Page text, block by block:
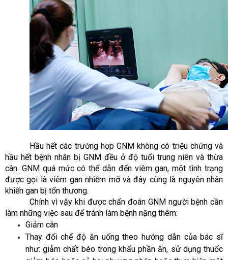
Hầu hết các trường hợp GNM không có triệu chứng và
hầu hết bệnh nhân bị GNM đều ở độ tuổi trung niên và thừa
cân. GNM quá mức có thể dẫn đến viêm gan, một tình trạng
được gọi là viêm gan nhiễm mỡ và đây cũng là nguyên nhân
khiến gan bị tổn thương.
Chính vì vậy khi được chẩn đoán GNM người bệnh cần
làm những việc sau để tránh làm bệnh nặng thêm:
Giảm cân
Thay đổi chế độ ăn uống theo hướng dẫn của bác sĩ
như: giảm chất béo trong khẩu phần ăn, sử dụng thuốc